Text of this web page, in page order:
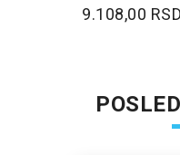
9.108,00 RSD